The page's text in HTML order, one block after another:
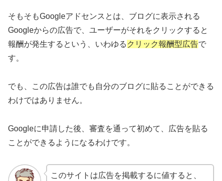
そもそもGoogleアドセンスとは、ブログに表示される
Googleからの広告で、ユーザーがそれをクリックすると
報酬が発生するという、いわゆる クリック報酬型広告で
す。
でも、この広告は誰でも自分のブログに貼ることができる
わけではありません。
Googleに申請した後、審査を通って初めて、広告を貼る
ことができるようになるわけです。
このサイトは広告を掲載するに値すると、